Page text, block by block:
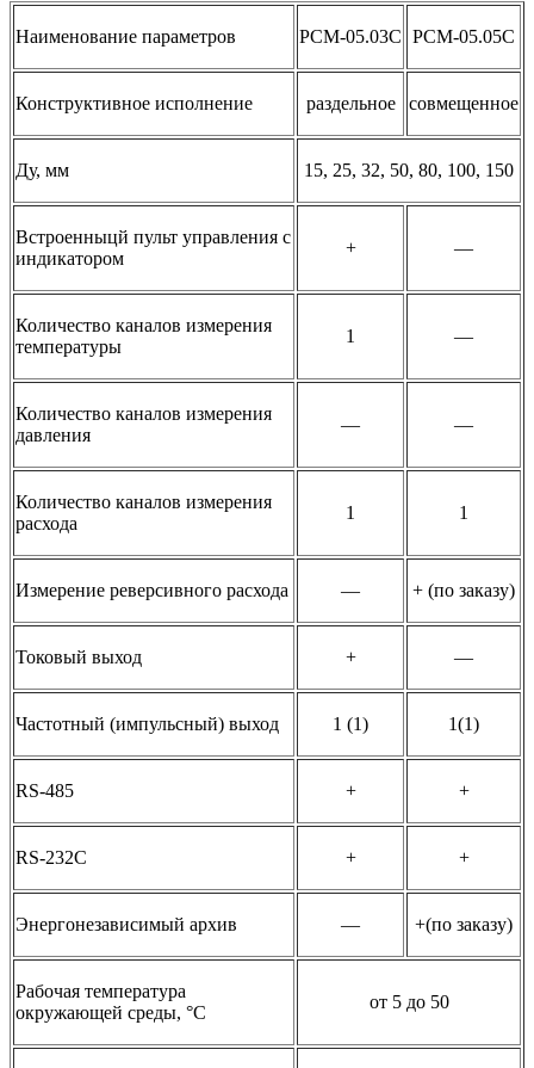
Наименование параметров РСМ-05.03С РСМ-05.05С
Конструктивное исполнение раздельное совмещенное
Ду, мм 15, 25, 32, 50, 80, 100, 150
Встроенныцй пульт управления с
индикатором
+ —
Количество каналов измерения
температуры
1 —
Количество каналов измерения
давления
— —
Количество каналов измерения
расхода
1 1
Измерение реверсивного расхода — + (по заказу)
Токовый выход + —
Частотный (импульсный) выход 1 (1) 1(1)
RS-485 + +
RS-232C + +
Энергонезависимый архив — +(по заказу)
Рабочая температура
окружающей среды, °C
от 5 до 50